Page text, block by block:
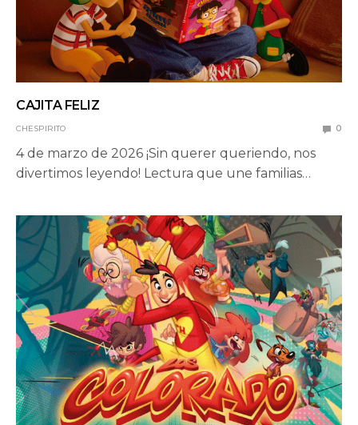
CAJITA FELIZ
CHESPIRITO 0
4 de marzo de 2026 ¡Sin querer queriendo, nos
divertimos leyendo! Lectura que une familias…